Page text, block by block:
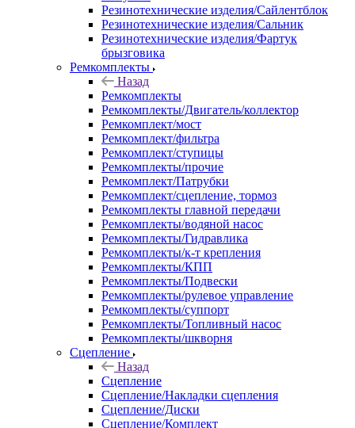
Резинотехнические изделия/Сайлентблок
Резинотехнические изделия/Сальник
Резинотехнические изделия/Фартук
брызговика
Ремкомплекты
Назад
Ремкомплекты
Ремкомплекты/Двигатель/коллектор
Ремкомплект/мост
Ремкомплект/фильтра
Ремкомплект/ступицы
Ремкомплекты/прочие
Ремкомплект/Патрубки
Ремкомплект/сцепление, тормоз
Ремкомплекты главной передачи
Ремкомплекты/водяной насос
Ремкомплекты/Гидравлика
Ремкомплекты/к-т крепления
Ремкомплекты/КПП
Ремкомплекты/Подвески
Ремкомплекты/рулевое управление
Ремкомплекты/суппорт
Ремкомплекты/Топливный насос
Ремкомплекты/шкворня
Сцепление
Назад
Сцепление
Сцепление/Накладки сцепления
Сцепление/Диски
Сцепление/Комплект